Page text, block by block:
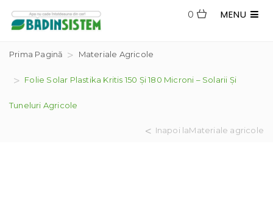
MENU
0
Prima Pagină Materiale Agricole
Folie Solar Plastika Kritis 150 Și 180 Microni – Solarii Și
Tuneluri Agricole
Inapoi laMateriale agricole